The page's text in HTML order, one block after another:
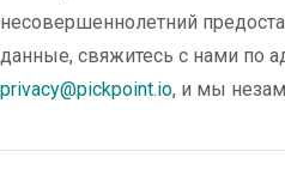
несовершеннолетний
данные, свяжитесь с нами по
privacy@pickpoint.io, и мы